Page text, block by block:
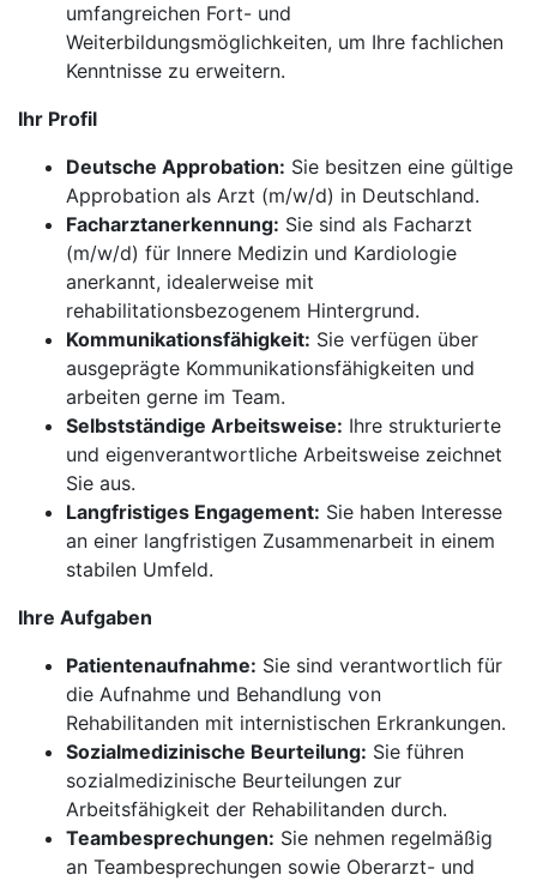
umfangreichen Fort- und
Weiterbildungsmöglichkeiten, um Ihre fachlichen
Kenntnisse zu erweitern.
Ihr Profil
Deutsche Approbation: Sie besitzen eine gültige
Approbation als Arzt (m/w/d) in Deutschland.
Facharztanerkennung: Sie sind als Facharzt
(m/w/d) für Innere Medizin und Kardiologie
anerkannt, idealerweise mit
rehabilitationsbezogenem Hintergrund.
Kommunikationsfähigkeit: Sie verfügen über
ausgeprägte Kommunikationsfähigkeiten und
arbeiten gerne im Team.
Selbstständige Arbeitsweise: Ihre strukturierte
und eigenverantwortliche Arbeitsweise zeichnet
Sie aus.
Langfristiges Engagement: Sie haben Interesse
an einer langfristigen Zusammenarbeit in einem
stabilen Umfeld.
Ihre Aufgaben
Patientenaufnahme: Sie sind verantwortlich für
die Aufnahme und Behandlung von
Rehabilitanden mit internistischen Erkrankungen.
Sozialmedizinische Beurteilung: Sie führen
sozialmedizinische Beurteilungen zur
Arbeitsfähigkeit der Rehabilitanden durch.
Teambesprechungen: Sie nehmen regelmäßig
an Teambesprechungen sowie Oberarzt- und